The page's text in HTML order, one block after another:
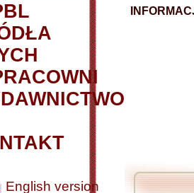
English version